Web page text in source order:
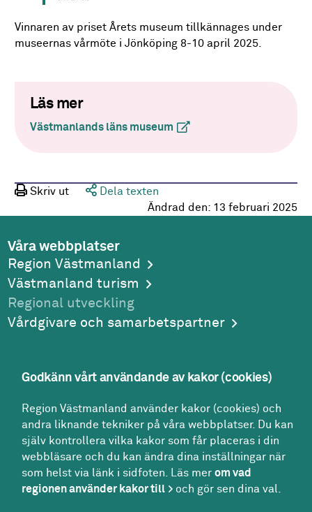
Vinnaren av priset Årets museum tillkännages under
museernas vårmöte i Jönköping 8-10 april 2025.
Läs mer
Västmanlands läns museum (extern länk)
Skriv ut
Dela texten
Ändrad den: 13 februari 2025
Våra webbplatser
Region Västmanland
Västmanland turism
Regional utveckling
Vårdgivare och samarbetspartner
Region Västmanland
Regionhuset
721 89 Västerås
Kontakt
Kontakt­center:
021-17 30 00
Godkänn vårt användande av kakor (cookies)
Region Västmanland använder kakor (cookies) och
andra liknande tekniker på våra webbplatser. Du kan
själv kontrollera vilka kakor som får placeras i din
webbläsare och du kan ändra dina inställningar när
som helst via länk i sidfoten. Läs merom vad
regionen använder kakor till
och gör sen dina val.